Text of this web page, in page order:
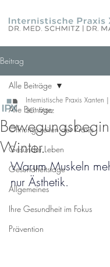
Beitrag
Alle Beiträge
Öffnungszeiten der Praxis
Gesünder Leben
Gesundheitstage
Allgemeines
Ihre Gesundheit im Fokus
Prävention
Alle Beiträge
Winter.
Internistische Praxis Xanten
30. März
Warum Muskeln
nur Ästhetik.